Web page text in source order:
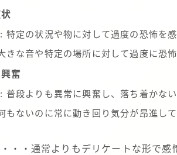
: 特定の状況や物に対して過度の恐怖を感
きな音や特定の場所に対して過度に恐
奮
: 普段よりも異常に興奮し、落ち着かない
もないのに常に動き回り気分が昂進し
・・通常よりもデリケートな形で